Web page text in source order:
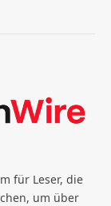
für Leser, die
um über